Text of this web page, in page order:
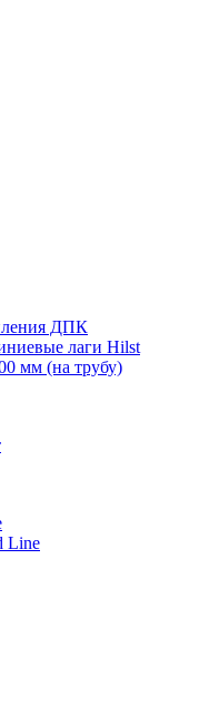
ДПК
лаги Hilst
мм (на трубу)
Line